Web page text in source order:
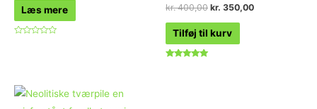
Læs mere kr.400,00 kr. 350,00
Tilføj til kurv